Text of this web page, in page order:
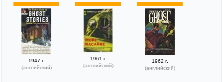
1947 г.
(английский)
1961 г.
(английский)
1962 г.
(английский)